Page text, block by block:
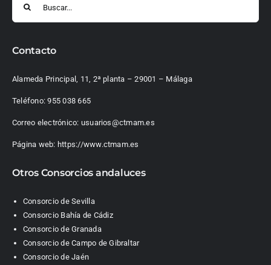
Contacto
Alameda Principal, 11, 2ª planta – 29001 – Málaga
Teléfono:955 038 665
Correo electrónico: usuarios@ctmam.es
Página web: https://www.ctmam.es
Otros Consorcios andaluces
Consorcio de Sevilla
Consorcio Bahía de Cádiz
Consorcio de Granada
Consorcio de Campo de Gibraltar
Consorcio de Jaén